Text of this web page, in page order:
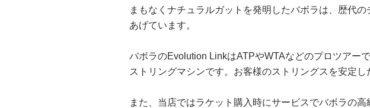
まもなくナチュラルガットを発明したバボラは、歴代
あげています。
バボラのEvolution LinkはATPやWTAなどのプロツアー
ストリングマシンです。お客様のストリングスを安定
また、当店ではラケット購入時にサービスでバボラの